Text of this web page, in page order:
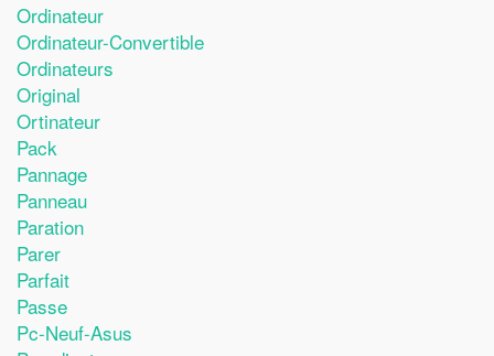
Ordinateur
Ordinateur-Convertible
Ordinateurs
Original
Ortinateur
Pack
Pannage
Panneau
Paration
Parer
Parfait
Passe
Pc-Neuf-Asus